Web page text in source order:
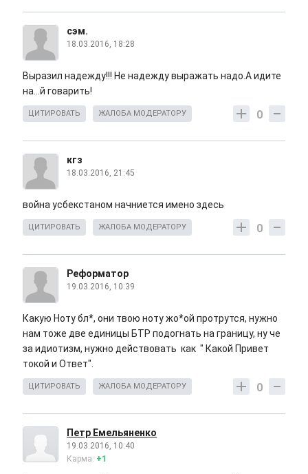
сэм.
18.03.2016, 18:28
Выразил надежду!!! Не надежду выражать надо.А идите
на...й говарить!
0
ЦИТИРОВАТЬ ЖАЛОБА МОДЕРАТОРУ
кгз
18.03.2016, 21:45
война усбекстаном начниется имено здесь
0
ЦИТИРОВАТЬ ЖАЛОБА МОДЕРАТОРУ
Реформатор
19.03.2016, 10:39
Какую Ноту бл*, они твою ноту жо*ой протрутся, нужно
нам тоже две единицы БТР подогнать на границу, ну че
за идиотизм, нужно действовать как " Какой Привет
токой и Ответ".
0
ЦИТИРОВАТЬ ЖАЛОБА МОДЕРАТОРУ
Петр Емельяненко
19.03.2016, 10:40
Карма: +1